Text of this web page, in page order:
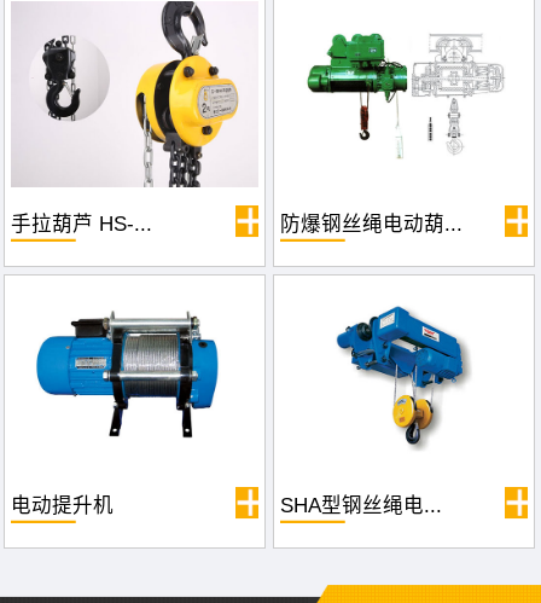
手拉葫芦 HS-... 防爆钢丝绳电动葫...
电动提升机 SHA型钢丝绳电...